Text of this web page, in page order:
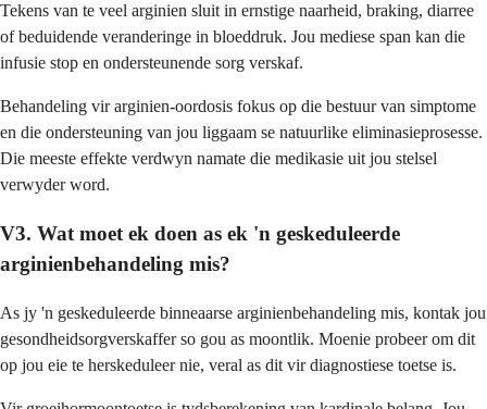
Tekens van te veel arginien sluit in ernstige naarheid, braking, diarree
of beduidende veranderinge in bloeddruk. Jou mediese span kan die
infusie stop en ondersteunende sorg verskaf.
Behandeling vir arginien-oordosis fokus op die bestuur van simptome
en die ondersteuning van jou liggaam se natuurlike eliminasieprosesse.
Die meeste effekte verdwyn namate die medikasie uit jou stelsel
verwyder word.
V3. Wat moet ek doen as ek 'n geskeduleerde
arginienbehandeling mis?
As jy 'n geskeduleerde binneaarse arginienbehandeling mis, kontak jou
gesondheidsorgverskaffer so gou as moontlik. Moenie probeer om dit
op jou eie te herskeduleer nie, veral as dit vir diagnostiese toetse is.